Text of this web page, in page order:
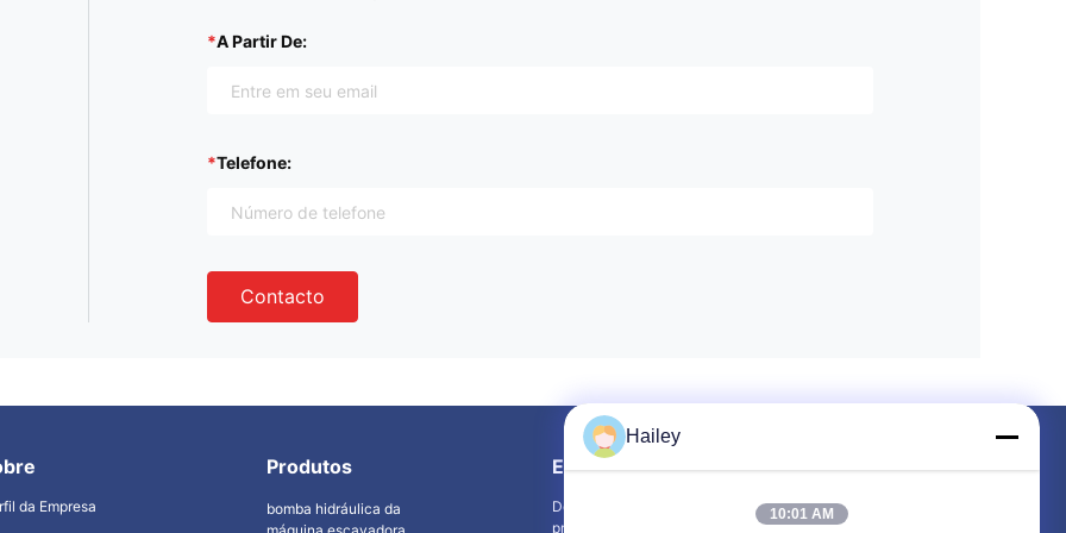
A Partir De:
Telefone:
Contacto
da Empresa
Produtos
bomba hidráulica da
Envie-nos
Deixe-nos saber sua necessidade. Vamos conectar os melhores
produtos com você.
Hailey
10:01 AM